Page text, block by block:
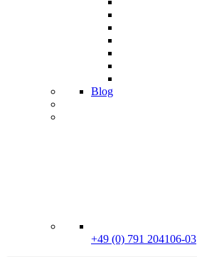
Blog
+49 (0) 791 204106-03